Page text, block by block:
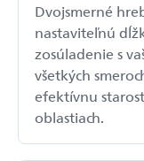
Dvojsmerné
nastaviteľnú
zosúladenie s
všetkých
efektívnu
oblastiach.